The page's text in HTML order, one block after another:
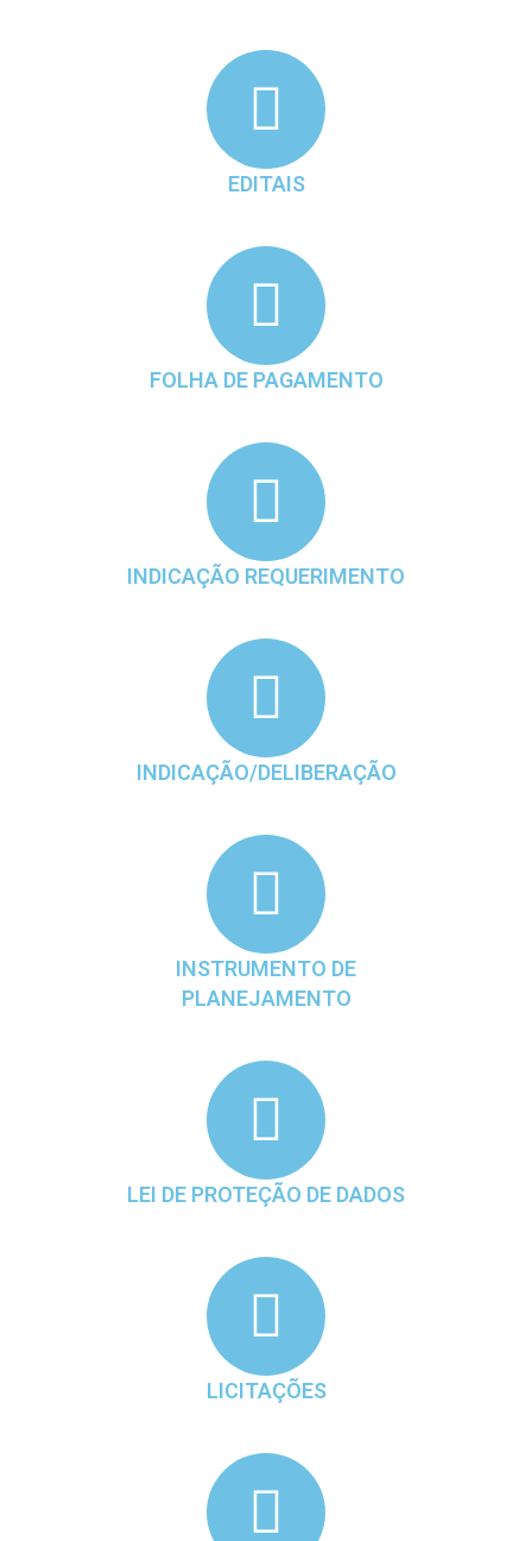
EDITAIS
FOLHA DE PAGAMENTO
INDICAÇÃO REQUERIMENTO
INDICAÇÃO/DELIBERAÇÃO
INSTRUMENTO DE
PLANEJAMENTO
LEI DE PROTEÇÃO DE DADOS
LICITAÇÕES